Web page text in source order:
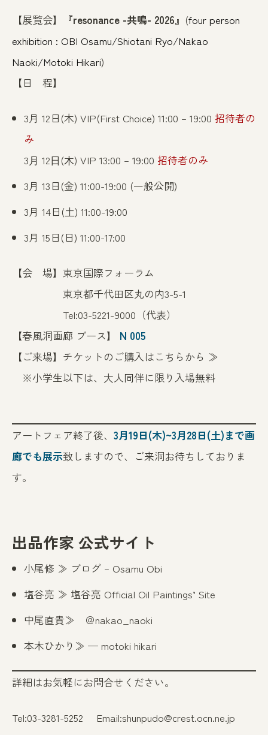
【展覧会】 『resonance -共鳴- 2026』 (four person
exhibition : OBI Osamu/Shiotani Ryo/Nakao
Naoki/Motoki Hikari)
【日 程】
3月 12日(木) VIP(First Choice) 11:00 – 19:00 招待者の
み
3⽉ 12⽇(⽊) VIP 13:00 – 19:00 招待者のみ
3月 13日(金) 11:00-19:00 (一般公開)
3月 14日(土) 11:00-19:00
3月 15日(日) 11:00-17:00
【会 場】 東京国際フォーラム
東京都千代田区丸の内3-5-1
Tel:03-5221-9000（代表）
【春風洞画廊 ブース】
N 005
【ご来場】チケットのご購入はこちらから ≫
※小学生以下は、大人同伴に限り入場無料
アートフェア終了後、 3月19日(木)~3月28日(土)まで画
廊でも展示致しますので、ご来洞お待ちしておりま
す。
出品作家 公式サイト
小尾修 ≫ ブログ – Osamu Obi
塩谷亮 ≫ 塩谷亮 Official Oil Paintings’ Site
中尾直貴≫ ＠nakao_naoki
本木ひかり≫ — motoki hikari
詳細はお気軽にお問合せください。
Tel:03-3281-5252 Email:shunpudo@crest.ocn.ne.jp